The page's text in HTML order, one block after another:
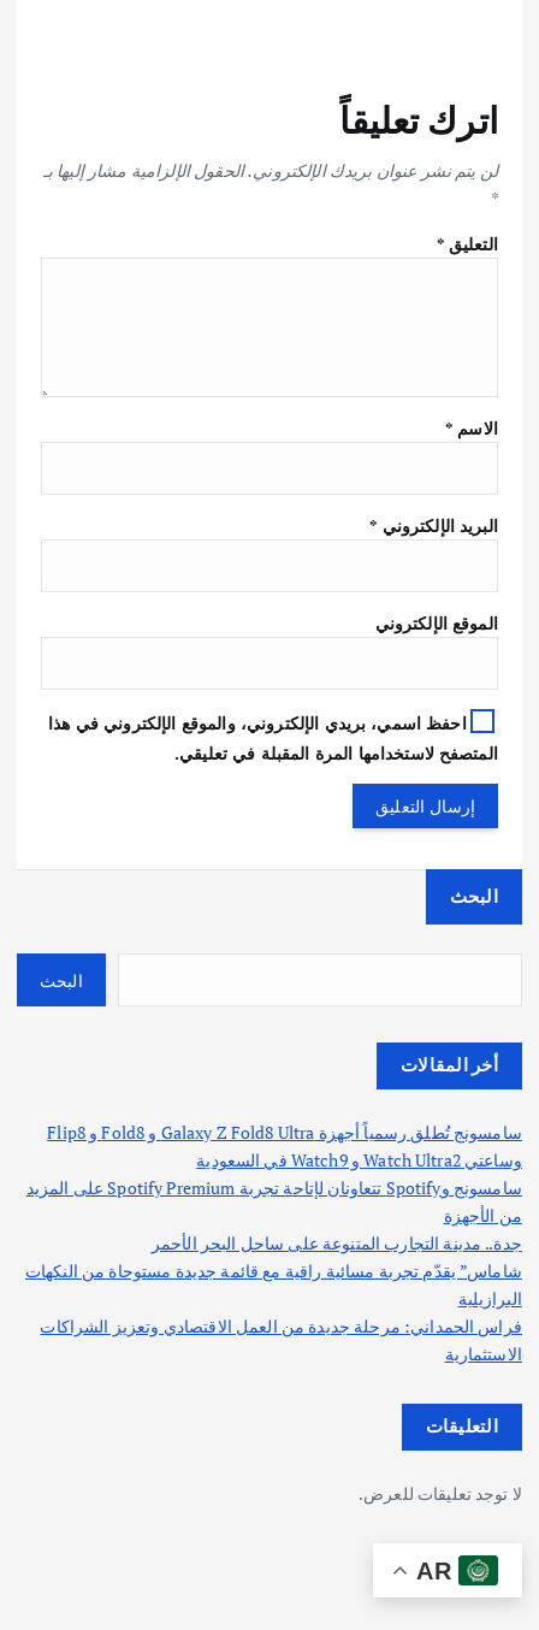
اترك تعليقاً
لن يتم نشر عنوان بريدك الإلكتروني.الحقول الإلزامية مشار إليها بـ
*
التعليق*
الاسم *
البريد الإلكتروني *
الموقع الإلكتروني
احفظ اسمي، بريدي الإلكتروني، والموقع الإلكتروني في هذا
المتصفح لاستخدامها المرة المقبلة في تعليقي.
البحث
البحث
أخر المقالات
سامسونج تُطلق رسمياً أجهزة Galaxy Z Fold8 Ultra و Fold8 و Flip8
وساعتي Watch Ultra2 و Watch9 في السعودية
سامسونج وSpotify تتعاونان لإتاحة تجربة Spotify Premium على المزيد
من الأجهزة
جدة.. مدينة التجارب المتنوعة على ساحل البحر الأحمر
شاماس” يقدّم تجربة مسائية راقية مع قائمة جديدة مستوحاة من النكهات
البرازيلية
فراس الحمداني: مرحلة جديدة من العمل الاقتصادي وتعزيز الشراكات
الاستثمارية
التعليقات
لا توجد تعليقات للعرض.
AR